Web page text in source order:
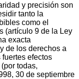
y precisión son
tanto la
como el
(artículo 9 de la Ley
exacta
de los derechos a
efectos
todas,
30 de septiembre